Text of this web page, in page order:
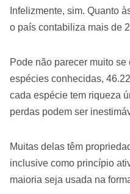
Infelizmente, sim. Quanto
o país contabiliza mais de
Pode não parecer muito
espécies conhecidas,
cada espécie tem riqueza
perdas podem ser
Muitas delas têm
inclusive como princípio
maioria seja usada na